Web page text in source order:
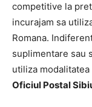
competitive la
incurajam sa
Romana.
suplimentare sau
utiliza
Oficiul Postal